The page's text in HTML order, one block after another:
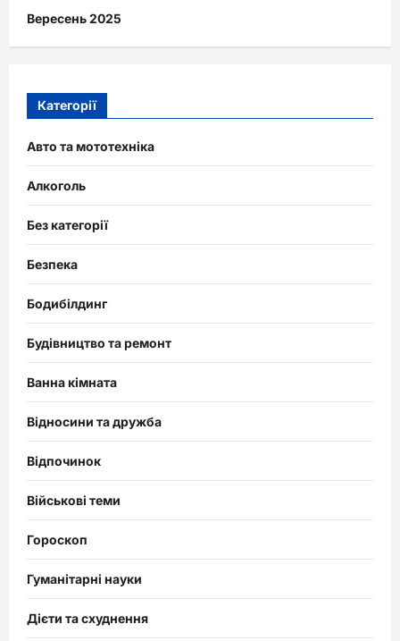
Вересень 2025
Категорії
Авто та мототехніка
Алкоголь
Без категорії
Безпека
Бодибілдинг
Будівництво та ремонт
Ванна кімната
Відносини та дружба
Відпочинок
Військові теми
Гороскоп
Гуманітарні науки
Дієти та схуднення